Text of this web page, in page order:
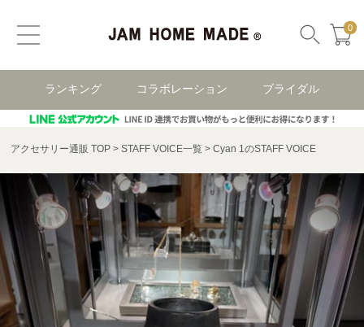
0
ランキング コラボレーション ブライダル
アクセサリー通販 TOP STAFF VOICE一覧 Cyan 1のSTAFF VOICE